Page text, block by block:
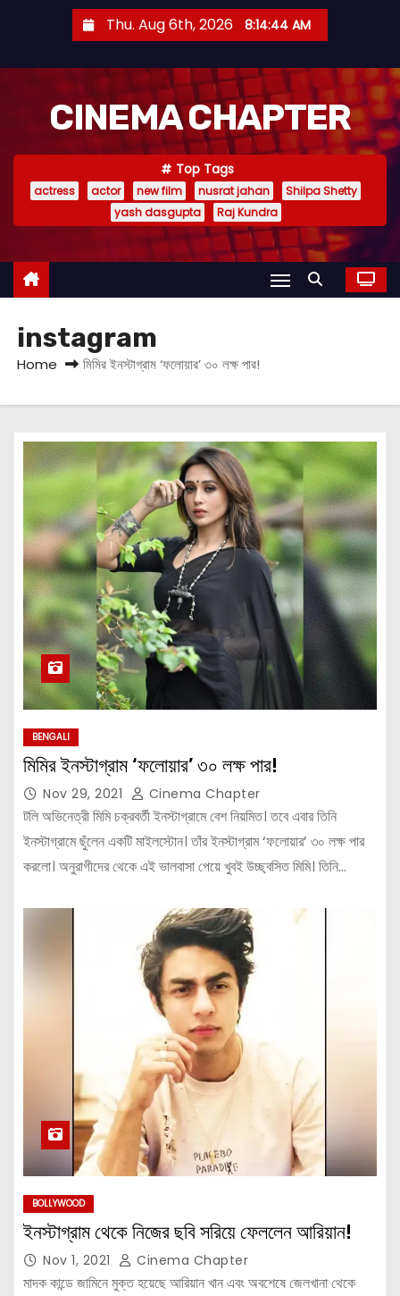
e
Thu. Aug 6th, 2026 8:14:44 AM
CINEMA CHAPTER
Top Tags
actress actor new film nusrat jahan
Shilpa Shetty
yash dasgupta
Raj Kundra
instagram
Home মিমির ইনস্টাগ্রাম ‘ফলোয়ার’ ৩০ লক্ষ পার!
BENGALI
মিমির ইনস্টাগ্রাম ‘ফলোয়ার’ ৩০ লক্ষ পার!
Nov 29, 2021 Cinema Chapter
টলি অভিনেত্রী মিমি চক্রবর্তী ইনস্টাগ্রামে বেশ নিয়মিত। তবে এবার তিনি
ইনস্টাগ্রামে ছুঁলেন একটি মাইলস্টোন। তাঁর ইনস্টাগ্রাম ‘ফলোয়ার’ ৩০ লক্ষ পার
করলো। অনুরাগীদের থেকে এই ভালবাসা পেয়ে খুবই উচ্ছ্বসিত মিমি। তিনি…
BOLLYWOOD
ইনস্টাগ্রাম থেকে নিজের ছবি সরিয়ে ফেললেন আরিয়ান!
Nov 1, 2021 Cinema Chapter
মাদক কান্ডে জামিনে মুক্ত হয়েছে আরিয়ান খান এবং অবশেষে জেলখানা থেকে